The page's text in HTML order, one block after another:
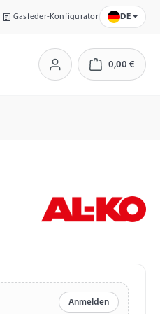
Gasfeder-Konfigurator DE
0,00 €
Anmelden